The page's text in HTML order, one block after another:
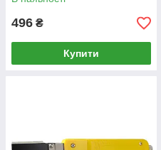
496 ₴
Купити